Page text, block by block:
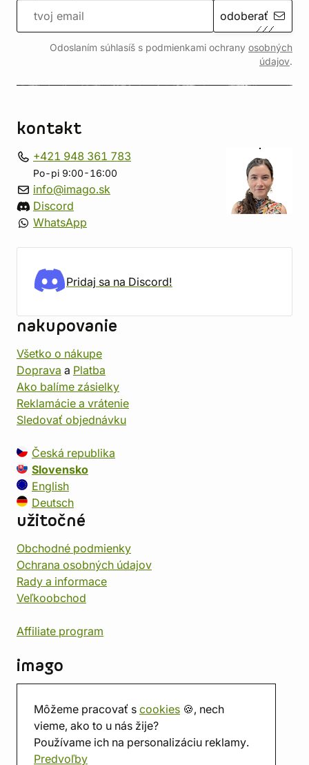
Môžeme pracovať s cookies 🍪, nech
vieme, ako to u nás žije?
Používame ich na personalizáciu reklamy.
Predvoľby
odoberať
Odoslaním súhlasíš s podmienkami ochrany osobných
údajov.
kontakt
+421 948 361 783
Po-pi 9:00-16:00
info@imago.sk
Discord
WhatsApp
Pridaj sa na Discord!
nakupovanie
Všetko o nákupe
Doprava a Platba
Ako balíme zásielky
Reklamácie a vrátenie
Sledovať objednávku
Česká republika
Slovensko
English
Deutsch
užitočné
Obchodné podmienky
Ochrana osobných údajov
Rady a informace
Veľkoobchod
Affiliate program
imago
Predajňa
Herňa
O nás
Hodnotenie obchodu